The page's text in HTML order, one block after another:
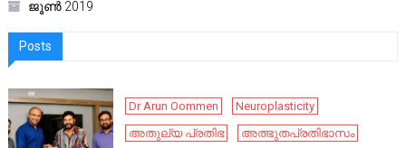
ജൂൺ 2019
Posts
Dr Arun Oommen
Neuroplasticity
അതുല്യ പ്രതിഭ
അത്ഭുതപ്രതിഭാസം